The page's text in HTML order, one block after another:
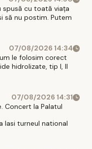
spusă cu toată viața
să nu postim. Putem
07/08/2026 14:34
le folosim corect
hidrolizate, tip I, II
07/08/2026 14:31
Concert la Palatul
Iasi turneul national